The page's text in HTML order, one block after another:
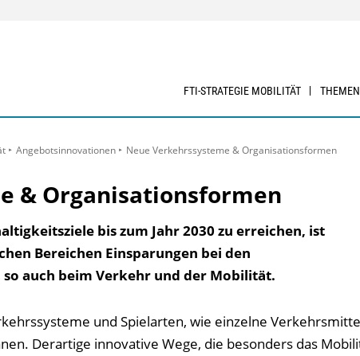
FTI-STRATEGIE MOBILITÄT THEMEN
Angebotsinnovationen Neue Verkehrssysteme & Organisationsformen
& Organisationsformen
bis zum Jahr 2030 zu erreichen, ist
Bereichen Einsparungen bei den
auch beim Verkehr und der Mobilität.
und Spielarten, wie einzelne
Derartige innovative Wege, die besonders das